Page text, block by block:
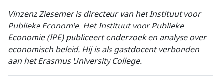
Vinzenz Ziesemer is directeur van het Instituut voor
Publieke Economie. Het Instituut voor Publieke
Economie (IPE) publiceert onderzoek en analyse over
economisch beleid. Hij is als gastdocent verbonden
aan het Erasmus University College.